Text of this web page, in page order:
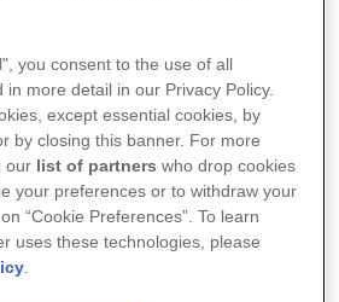
een belangrijk onderdeel
you consent to the use of all
more detail in our Privacy Policy.
except essential cookies, by
by closing this banner. For more
our list of partners who drop cookies
your preferences or to withdraw your
“Cookie Preferences”. To learn
uses these technologies, please